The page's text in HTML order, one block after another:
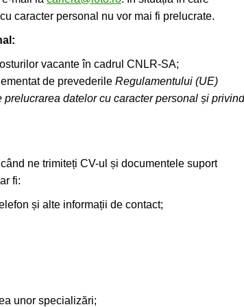
caracter personal nu vor mai fi prelucrate.
vacante în cadrul CNLR-SA;
de prevederile Regulamentului (UE)
datelor cu caracter personal și privind
ne trimiteți CV-ul și documentele suport
fi:
și alte informații de contact;
unor specializări;